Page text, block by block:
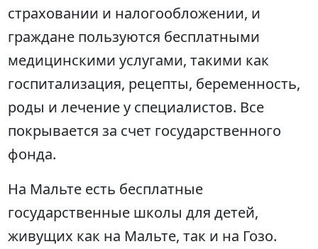
страховании и налогообложении, и
граждане пользуются бесплатными
медицинскими услугами, такими как
госпитализация, рецепты, беременность,
роды и лечение у специалистов. Все
покрывается за счет государственного
фонда.
На Мальте есть бесплатные
государственные школы для детей,
живущих как на Мальте, так и на Гозо.